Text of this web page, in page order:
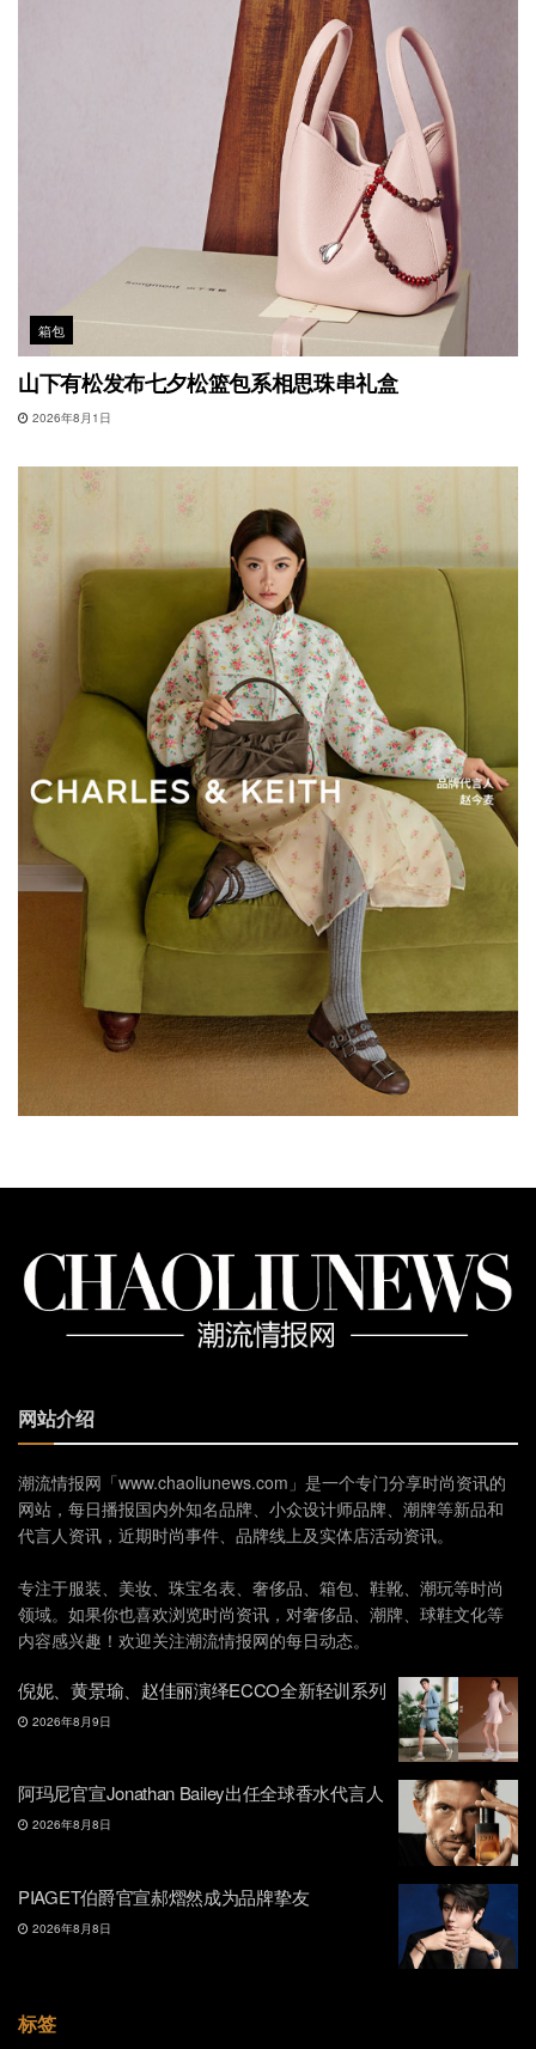
箱包
山下有松发布七夕松篮包系相思珠串礼盒
2026年8月1日
网站介绍
潮流情报网「www.chaoliunews.com」是一个专门分享时尚资讯的
网站，每日播报国内外知名品牌、小众设计师品牌、潮牌等新品和
代言人资讯，近期时尚事件、品牌线上及实体店活动资讯。
专注于服装、美妆、珠宝名表、奢侈品、箱包、鞋靴、潮玩等时尚
领域。如果你也喜欢浏览时尚资讯，对奢侈品、潮牌、球鞋文化等
内容感兴趣！欢迎关注潮流情报网的每日动态。
倪妮、黄景瑜、赵佳丽演绎ECCO全新轻训系列
2026年8月9日
阿玛尼官宣Jonathan Bailey出任全球香水代言人
2026年8月8日
PIAGET伯爵官宣郝熠然成为品牌挚友
2026年8月8日
标签